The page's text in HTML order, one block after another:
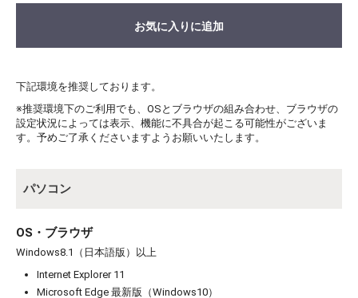
お気に入りに追加
下記環境を推奨しております。
※推奨環境下のご利用でも、OSとブラウザの組み合わせ、ブラウザの
設定状況によっては表示、機能に不具合が起こる可能性がございま
す。予めご了承くださいますようお願いいたします。
パソコン
OS・ブラウザ
Windows8.1（日本語版）以上
Internet Explorer 11
Microsoft Edge 最新版（Windows10）